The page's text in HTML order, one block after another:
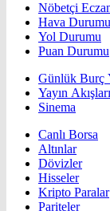
Nöbetçi
Hava Durumu
Yol Durumu
Puan Durumu
Günlük Burç
Yayın Akışları
Sinema
Canlı Borsa
Altınlar
Dövizler
Hisseler
Kripto Paralar
Pariteler